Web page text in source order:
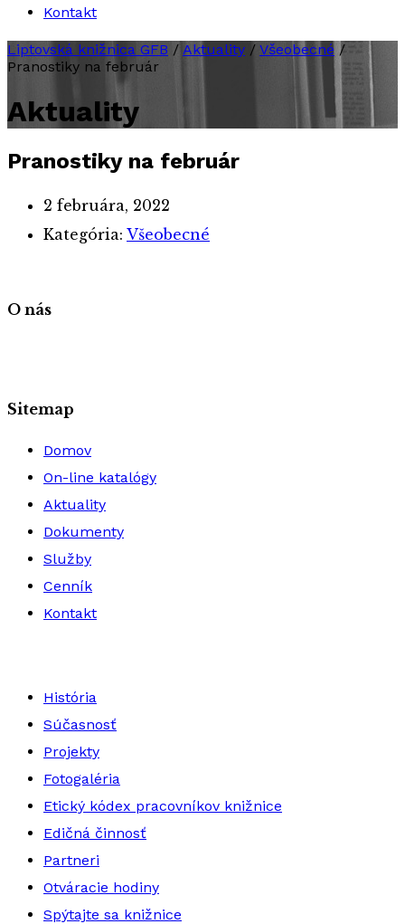
Kontakt
Liptovská knižnica GFB / Aktuality / Všeobecné /
Pranostiky na február
Aktuality
Pranostiky na február
2 februára, 2022
Kategória: Všeobecné
O nás
Sitemap
Domov
On-line katalógy
Aktuality
Dokumenty
Služby
Cenník
Kontakt
História
Súčasnosť
Projekty
Fotogaléria
Etický kódex pracovníkov knižnice
Edičná činnosť
Partneri
Otváracie hodiny
Spýtajte sa knižnice